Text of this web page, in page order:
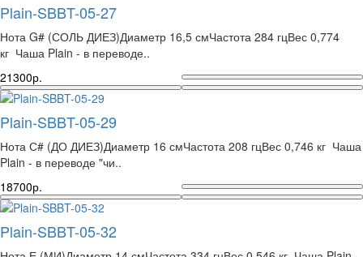
Plain-SBBT-05-27
Нота G# (СОЛЬ ДИЕЗ)Диаметр 16,5 смЧастота 284 гцВес 0,774
кг Чаша Plain - в переводе..
21300р.
Plain-SBBT-05-29
Нота С# (ДО ДИЕЗ)Диаметр 16 смЧастота 208 гцВес 0,746 кг Чаша
Plain - в переводе "чи..
18700р.
Plain-SBBT-05-32